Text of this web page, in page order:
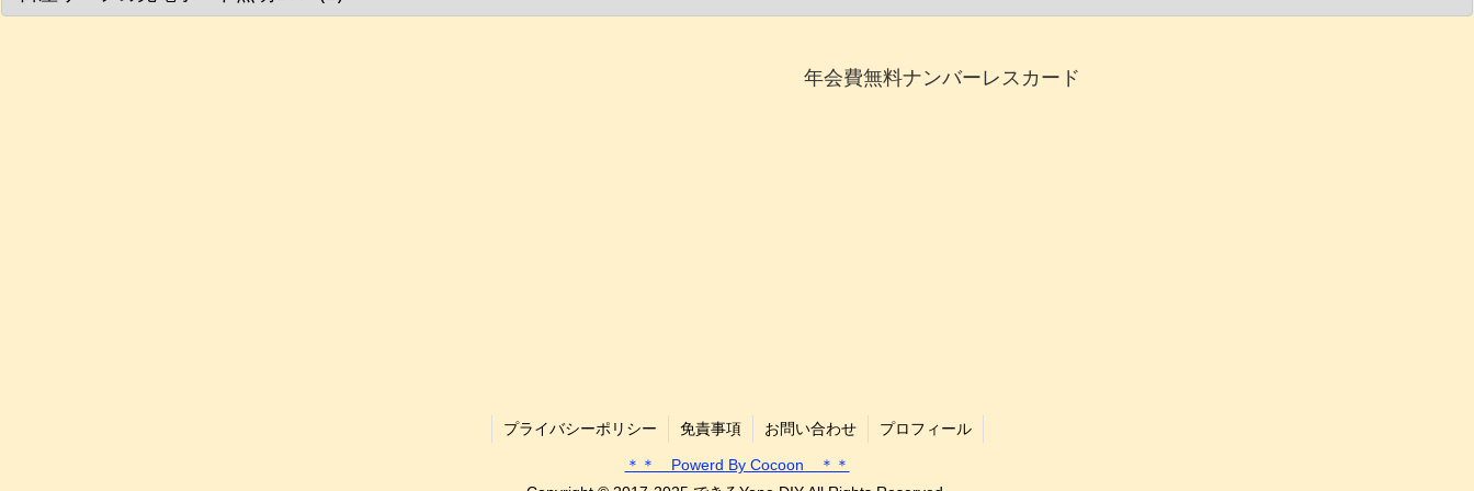
年会費無料ナンバーレスカード
プライバシーポリシー 免責事項 お問い合わせ プロフィール
＊＊ Powerd By Cocoon ＊＊